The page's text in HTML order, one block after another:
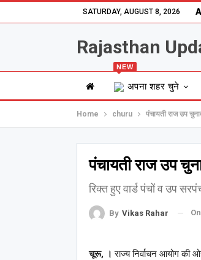
SATURDAY, AUGUST 8, 2026
Rajasthan
अपना शहर चुने
NEW
Home churu पंचायती राज उप
पंचायती राज उप
रिक्त हुए वार्ड पंचों व उप
By Vikas Rahar On
चूरू, । राज्य निर्वाचन आयोग की